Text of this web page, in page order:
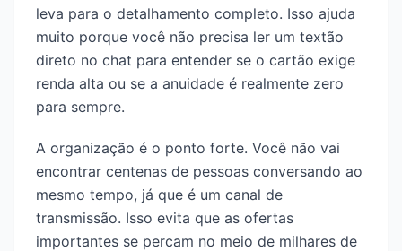
leva para o detalhamento completo. Isso ajuda
muito porque você não precisa ler um textão
direto no chat para entender se o cartão exige
renda alta ou se a anuidade é realmente zero
para sempre.
A organização é o ponto forte. Você não vai
encontrar centenas de pessoas conversando ao
mesmo tempo, já que é um canal de
transmissão. Isso evita que as ofertas
importantes se percam no meio de milhares de